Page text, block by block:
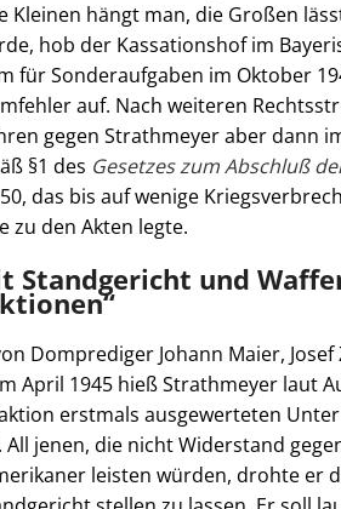
Kleinen hängt man, die Großen
hob der Kassationshof im
für Sonderaufgaben im Oktober
auf. Nach weiteren
gegen Strathmeyer aber dann
§1 des Gesetzes zum Abschluß
das bis auf wenige
zu den Akten legte.
Standgericht und
Domprediger Johann Maier,
April 1945 hieß Strathmeyer laut
erstmals ausgewerteten
jenen, die nicht Widerstand
leisten würden, drohte er